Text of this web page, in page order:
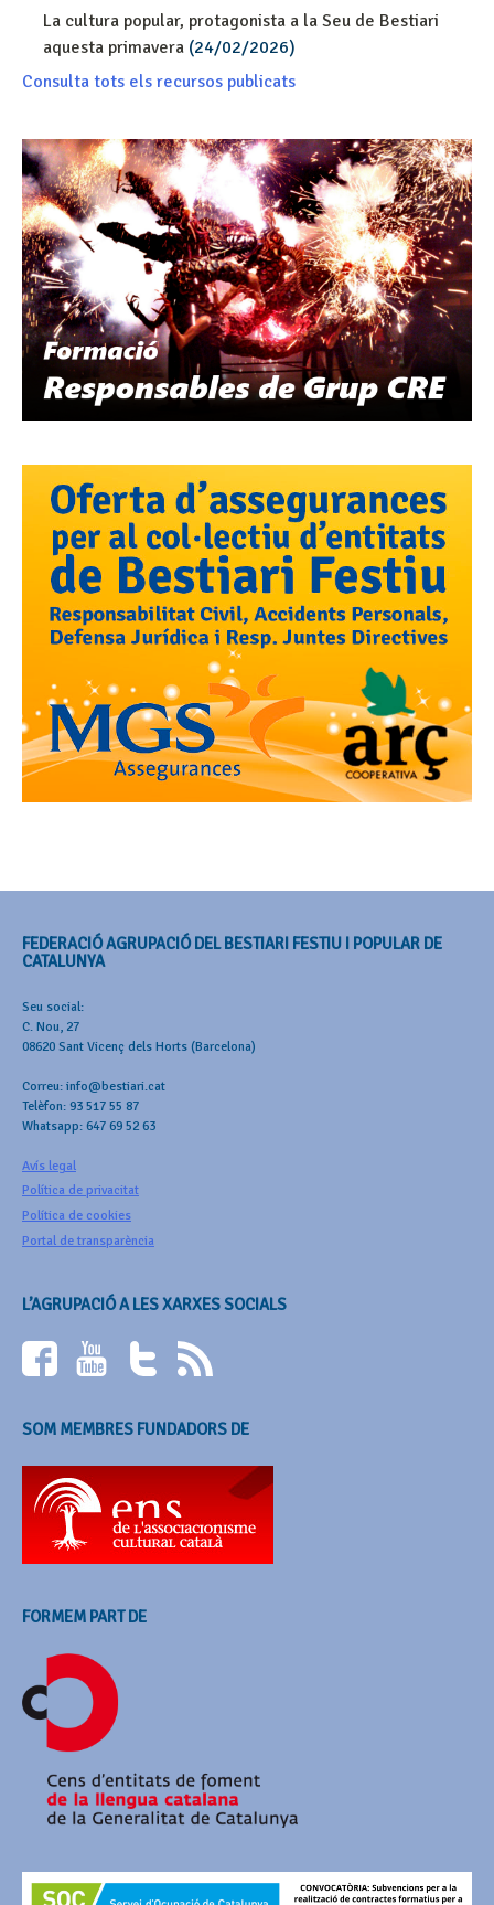
La cultura popular, protagonista a la Seu de Bestiari
aquesta primavera (24/02/2026)
Consulta tots els recursos publicats
FEDERACIÓ AGRUPACIÓ DEL BESTIARI FESTIU I POPULAR DE
CATALUNYA
Seu social:
C. Nou, 27
08620 Sant Vicenç dels Horts (Barcelona)
Correu: info@bestiari.cat
Telèfon: 93 517 55 87
Whatsapp: 647 69 52 63
Avís legal
Política de privacitat
Política de cookies
Portal de transparència
L’AGRUPACIÓ A LES XARXES SOCIALS
SOM MEMBRES FUNDADORS DE
FORMEM PART DE